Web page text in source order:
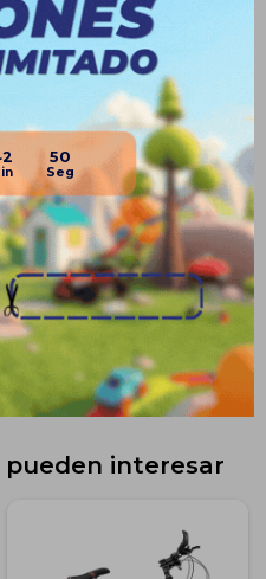
50
sobre el resto de los
fabricación, en caso de
sobrepeso, golpes o
anulada en su
cuotas
pago
interesar